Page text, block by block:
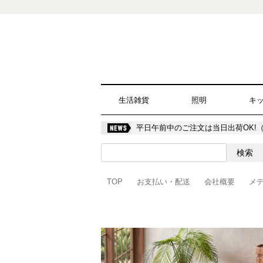
生活雑貨 照明 キ
平日午前中のご注文は当日出荷OK!
TOP お支払い・配送 会社概要 メ